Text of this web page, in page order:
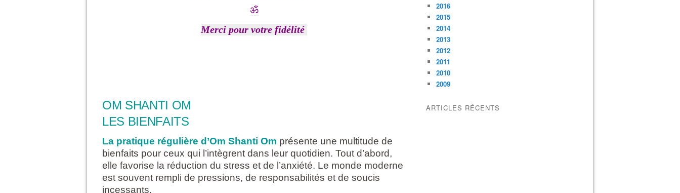
ॐ
Merci pour votre fidélité
OM SHANTI OM
LES BIENFAITS
La pratique régulière d’Om Shanti Om présente une multitude de
bienfaits pour ceux qui l’intègrent dans leur quotidien. Tout d’abord,
elle favorise la réduction du stress et de l’anxiété. Le monde moderne
est souvent rempli de pressions, de responsabilités et de soucis
incessants.
2016
2015
2014
2013
2012
2011
2010
2009
ARTICLES RÉCENTS